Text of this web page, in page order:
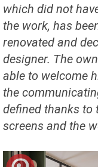
which did not
the work, has
renovated and
designer. The
able to welcome
the
defined thanks to
screens and the